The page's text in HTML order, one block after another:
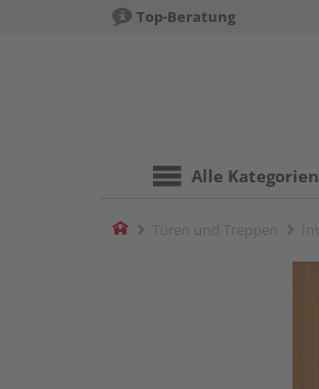
Top-Beratung
Alle Kategorien
Home